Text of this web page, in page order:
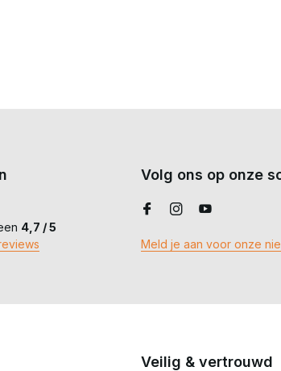
4,7 / 5
Volg ons op onze
Meld je aan voor onze
Veilig & vertrouwd